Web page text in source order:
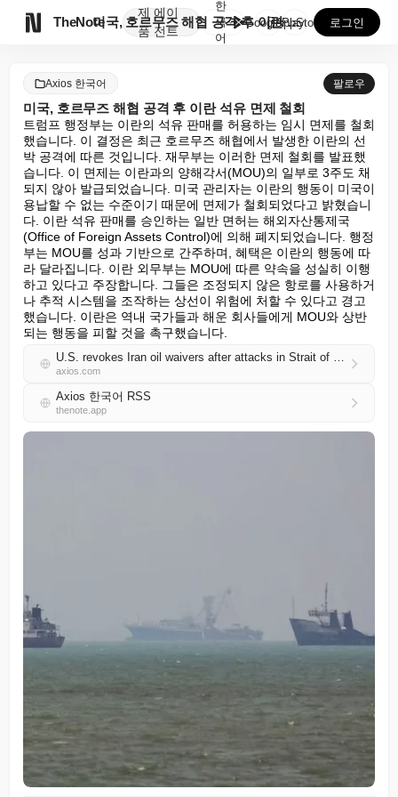
TheNote
제
품
에이
전트
미국, 호르무즈 해협 공격 후 이란 석유 면제 철회
한
국
어
GooglePlay
AppStore 로그인
Axios 한국어 팔로우
미국, 호르무즈 해협 공격 후 이란 석유 면제 철회
트럼프 행정부는 이란의 석유 판매를 허용하는 임시 면제를 철회
했습니다. 이 결정은 최근 호르무즈 해협에서 발생한 이란의 선
박 공격에 따른 것입니다. 재무부는 이러한 면제 철회를 발표했
습니다. 이 면제는 이란과의 양해각서(MOU)의 일부로 3주도 채
되지 않아 발급되었습니다. 미국 관리자는 이란의 행동이 미국이
용납할 수 없는 수준이기 때문에 면제가 철회되었다고 밝혔습니
다. 이란 석유 판매를 승인하는 일반 면허는 해외자산통제국
(Office of Foreign Assets Control)에 의해 폐지되었습니다. 행정
부는 MOU를 성과 기반으로 간주하며, 혜택은 이란의 행동에 따
라 달라집니다. 이란 외무부는 MOU에 따른 약속을 성실히 이행
하고 있다고 주장합니다. 그들은 조정되지 않은 항로를 사용하거
나 추적 시스템을 조작하는 상선이 위험에 처할 수 있다고 경고
했습니다. 이란은 역내 국가들과 해운 회사들에게 MOU와 상반
되는 행동을 피할 것을 촉구했습니다.
U.S. revokes Iran oil waivers after attacks in Strait of Hormuz
axios.com
Axios 한국어 RSS
thenote.app